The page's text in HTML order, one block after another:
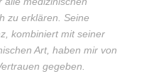
zu erklären. Seine
kombiniert mit seiner
Art, haben mir von
gegeben.